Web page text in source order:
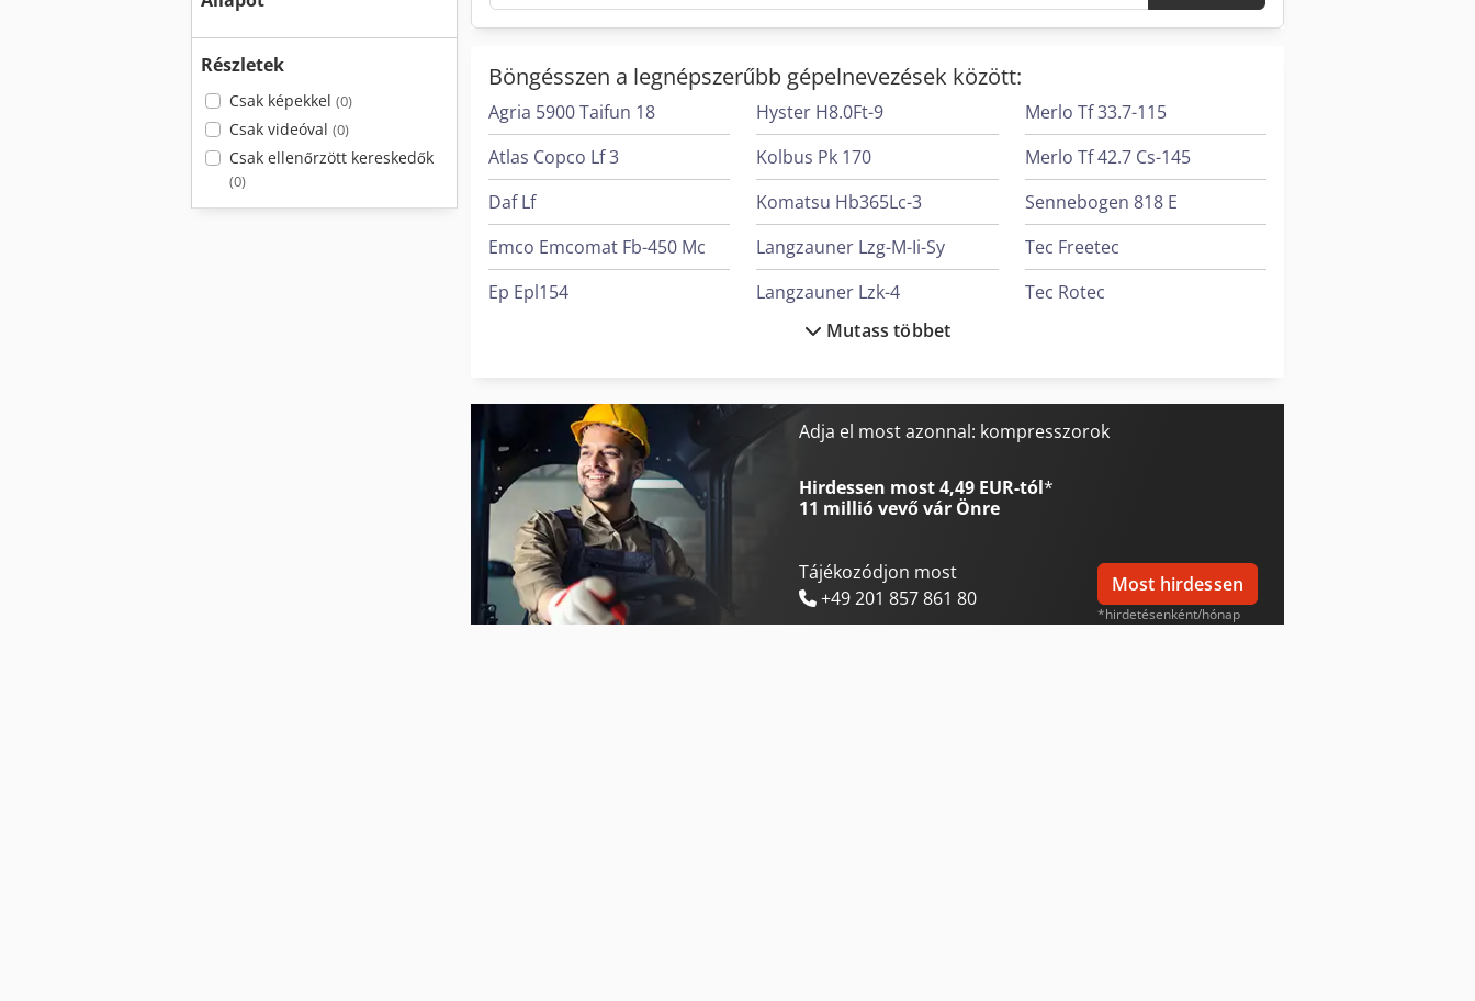
Részletek
Csak képekkel (0)
Csak videóval (0)
Csak ellenőrzött kereskedők
(0)
Böngésszen a legnépszerűbb gépelnevezések között:
Agria 5900 Taifun 18
Atlas Copco Lf 3
Daf Lf
Emco Emcomat Fb-450 Mc
Ep Epl154
Felder K 700 S
Haas Tl-2
Hyster H8.0Ft-9
Kolbus Pk 170
Komatsu Hb365Lc-3
Langzauner Lzg-M-Ii-Sy
Langzauner Lzk-4
Man L 2000
Mercedes-Benz V
Merlo Tf 33.7-115
Merlo Tf 42.7 Cs-145
Sennebogen 818 E
Tec Freetec
Tec Rotec
Mutass többet
Adja el most azonnal: kompresszorok
Hirdessen most 4,49 EUR-tól*
11 millió vevővár Önre
Tájékozódjon most
+49 201 857 861 80
Most hirdessen
*hirdetésenként/hónap